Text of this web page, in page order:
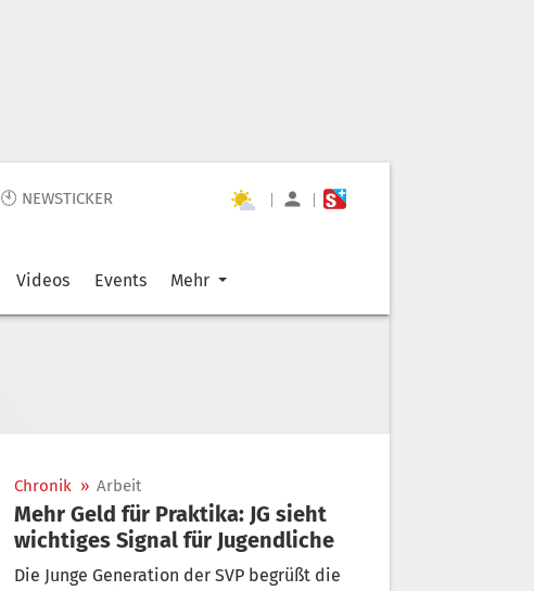
🕙 NEWSTICKER | |
Videos Events Mehr
Chronik » Arbeit
Mehr Geld für Praktika: JG sieht
wichtiges Signal für Jugendliche
Die Junge Generation der SVP begrüßt die